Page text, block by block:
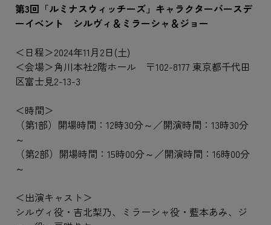
第3回「ルミナスウィッチーズ」キャラクターバースデ
ーイベント シルヴィ＆ミラーシャ＆ジョー
＜日程＞2024年11月2日(土)
＜会場＞角川本社2階ホール 〒102-8177 東京都千代田
区富士見2-13-3
＜時間＞
（第1部）開場時間：12時30分～／開演時間：13時30分
～
（第2部）開場時間：15時00分～／開演時間：16時00分
～
＜出演キャスト＞
シルヴィ役・吉北梨乃、ミラーシャ役・藍本あみ、ジ